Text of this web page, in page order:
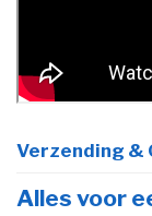
Verzending &
Alles voor